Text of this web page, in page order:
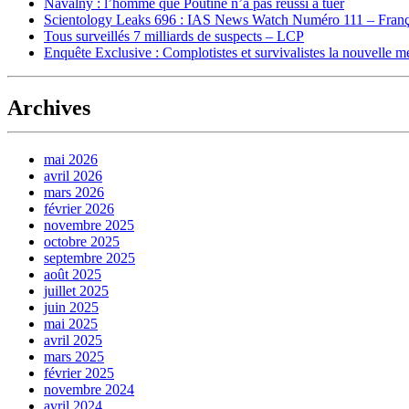
Scientology Leaks 696 : IAS News Watch Numéro 111 –
Tous surveillés 7 milliards de suspects – LCP
Enquête Exclusive : Complotistes et survivalistes la nouvelle
Archives
mai 2026
avril 2026
mars 2026
février 2026
novembre 2025
octobre 2025
septembre 2025
août 2025
juillet 2025
juin 2025
mai 2025
avril 2025
mars 2025
février 2025
novembre 2024
avril 2024